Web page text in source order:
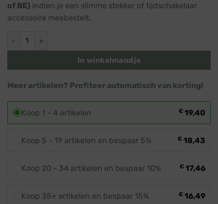
of BE) indien je een slimme stekker of tijdschakelaar
accessoire meebestelt.
Deurkerstboom Fairybell · 2,1 meter · 120 lampjes aantal
In winkelmandje
Meer artikelen? Profiteer automatisch van korting!
Koop 1 - 4 artikelen € 19,40
Koop 5 - 19 artikelen en bespaar 5% € 18,43
Koop 20 - 34 artikelen en bespaar 10% € 17,46
Koop 35+ artikelen en bespaar 15% € 16,49